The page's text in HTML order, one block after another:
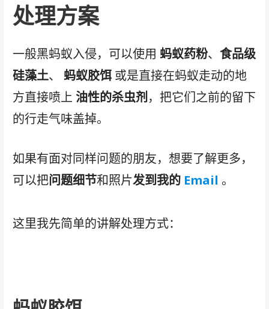
处理方案
一般黑蚂蚁入侵，可以使用 蚂蚁药粉、 食品级
硅藻土、 蚂蚁胶饵或是直接在蚂蚁走动的地
方直接喷上 油性的杀虫剂 ，把它们之前的留下
的行走气味盖掉。
如果有面对同样问题的朋友，想要了解更多，
可以把问题细节和照片发到我的 Email 。
这里我先简单的讲解处理方式：